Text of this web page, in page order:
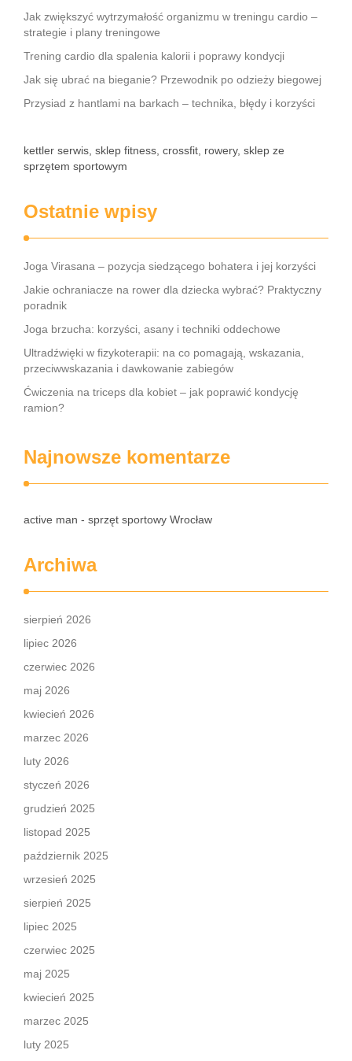
Jak zwiększyć wytrzymałość organizmu w treningu cardio –
strategie i plany treningowe
Trening cardio dla spalenia kalorii i poprawy kondycji
Jak się ubrać na bieganie? Przewodnik po odzieży biegowej
Przysiad z hantlami na barkach – technika, błędy i korzyści
kettler serwis, sklep fitness, crossfit, rowery, sklep ze
sprzętem sportowym
Ostatnie wpisy
Joga Virasana – pozycja siedzącego bohatera i jej korzyści
Jakie ochraniacze na rower dla dziecka wybrać? Praktyczny
poradnik
Joga brzucha: korzyści, asany i techniki oddechowe
Ultradźwięki w fizykoterapii: na co pomagają, wskazania,
przeciwwskazania i dawkowanie zabiegów
Ćwiczenia na triceps dla kobiet – jak poprawić kondycję
ramion?
Najnowsze komentarze
active man - sprzęt sportowy Wrocław
Archiwa
sierpień 2026
lipiec 2026
czerwiec 2026
maj 2026
kwiecień 2026
marzec 2026
luty 2026
styczeń 2026
grudzień 2025
listopad 2025
październik 2025
wrzesień 2025
sierpień 2025
lipiec 2025
czerwiec 2025
maj 2025
kwiecień 2025
marzec 2025
luty 2025